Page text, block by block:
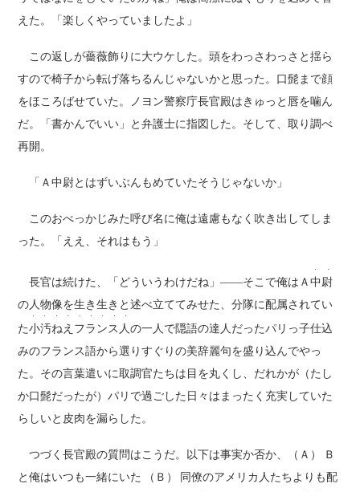
えた。「楽しくやっていましたよ」
この返しが薔薇飾りに大ウケした。頭をわっさわっさと揺ら
すので椅子から転げ落ちるんじゃないかと思った。口髭まで顔
をほころばせていた。ノヨン警察庁長官殿はきゅっと唇を噛ん
だ。「書かんでいい」と弁護士に指図した。そして、取り調べ
再開。
「Ａ中尉とはずいぶんもめていたそうじゃないか」
このおべっかじみた呼び名に俺は遠慮もなく吹き出してしま
った。「ええ、それはもう」
長官は続けた、「どういうわけだね」――そこで俺はＡ中尉
・ ・
の人物像を生き生きと述べ立ててみせた、分隊に配属されてい
た小汚ねえフランス人
・ ・ ・ ・ ・ ・ ・ ・ ・
の一人で隠語の達人だったパリっ子仕込
みのフランス語から選りすぐりの美辞麗句を盛り込んでやっ
た。その言葉遣いに取調官たちは目を丸くし、だれかが（たし
か口髭だったが）パリで過ごした日々はまったく充実していた
らしいと皮肉を漏らした。
つづく長官殿の質問はこうだ。以下は事実か否か、（Ａ） Ｂ
と俺はいつも一緒にいた （Ｂ） 同僚のアメリカ人たちよりも配